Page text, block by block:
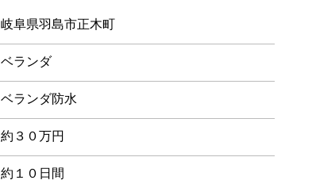
岐阜県羽島市正木町
ベランダ
ベランダ防水
約３０万円
約１０日間